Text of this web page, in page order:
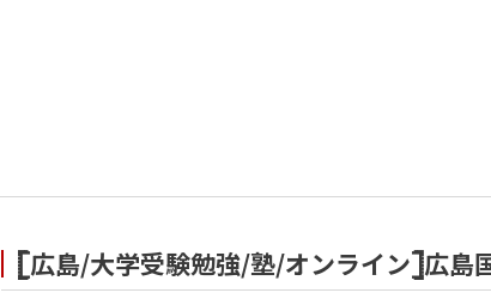
𓊈広島/大学受験勉強/塾/オンライン𓊉広島